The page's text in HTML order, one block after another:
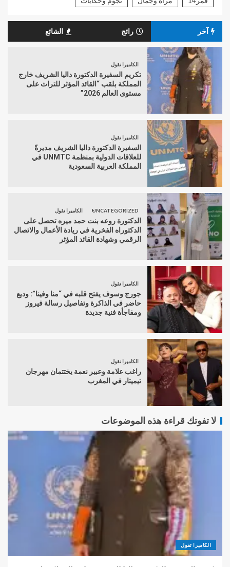
آخر رائج الشائع
الكاميرا تقول
تكريم السفيرة الدكتورة داليا الشريف خارج
المملكة بلقب “القائد المؤثر للتراث على
مستوى العالم 2026”
الكاميرا تقول
السفيرة الدكتورة داليا الشريف مديرةً
للعلاقات الدولية بمنظمة UNMTC في
المملكة العربية السعودية
UNCATEGORIZED الكاميرا تقول
الدكتورة روعه بنت حمد ميره تحصل على
الدكتوراه الفخرية في ريادة الأعمال والاتصال
الرقمي وشهادة القائد المؤثر
الكاميرا تقول
جورج وسوف يفتح قلبه في “منا وفينا”: وديع
حاضر في الذاكرة وتفاصيل رسالة فيروز
ومفاجأة فنية جديدة
الكاميرا تقول
راغب علامة وعبير نعمة يختتمان مهرجان
تيميتار في المغرب
لا تفوتك قراءة هذه الموضوعات
الكاميرا تقول